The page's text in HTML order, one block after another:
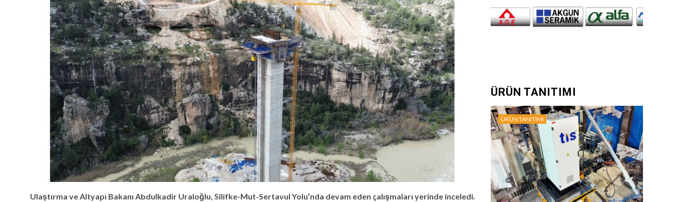
Ulaştırma ve Altyapı Bakanı Abdulkadir Uraloğlu, Silifke-Mut-Sertavul Yolu’nda devam eden çalışmaları yerinde inceledi.
ÜRÜN TANITIMI
ÜRÜN TANITIMI